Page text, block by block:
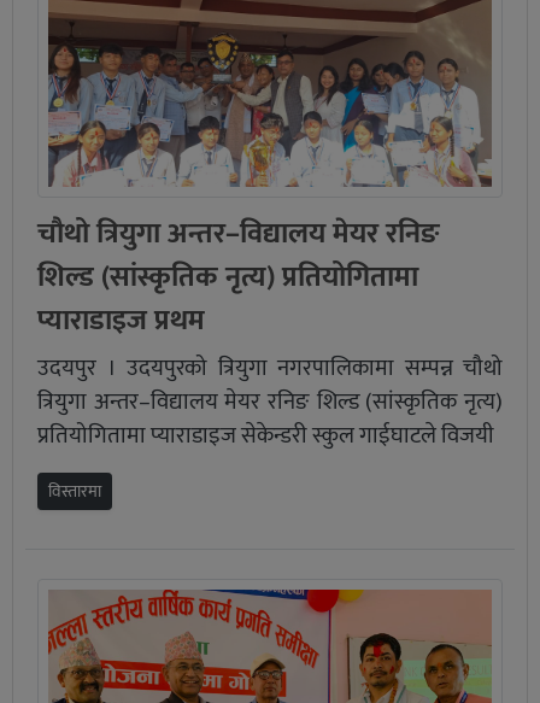
चौथो त्रियुगा अन्तर–विद्यालय मेयर रनिङ
शिल्ड (सांस्कृतिक नृत्य) प्रतियोगितामा
प्याराडाइज प्रथम
उदयपुर । उदयपुरको त्रियुगा नगरपालिकामा सम्पन्न चौथो
त्रियुगा अन्तर–विद्यालय मेयर रनिङ शिल्ड (सांस्कृतिक नृत्य)
प्रतियोगितामा प्याराडाइज सेकेन्डरी स्कुल गाईघाटले विजयी
विस्तारमा